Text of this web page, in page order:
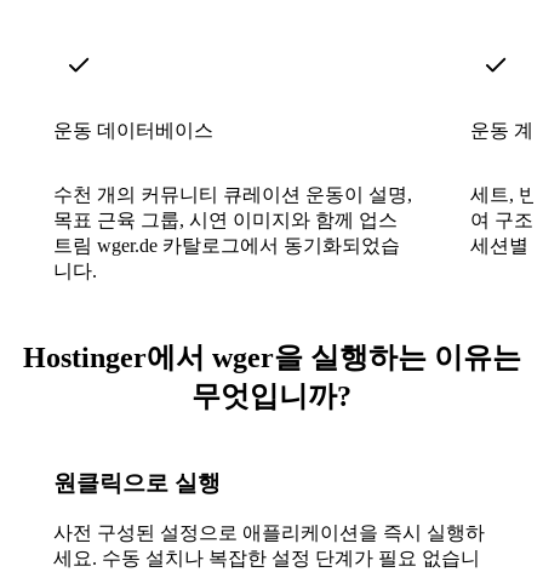
운동 데이터베이스
수천 개의 커뮤니티 큐레이션 운동이 설명,
목표 근육 그룹, 시연 이미지와 함께 업스
트림 wger.de 카탈로그에서 동기화되었습
니다.
운동 계
세트, 반
여 구조
세션별
Hostinger에서 wger을 실행하는 이유는
무엇입니까?
원클릭으로 실행
사전 구성된 설정으로 애플리케이션을 즉시 실행하
세요. 수동 설치나 복잡한 설정 단계가 필요 없습니